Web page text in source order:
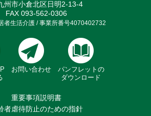
州市小倉北区日明2-13-4
FAX 093-562-0306
者生活介護 / 事業所番号4070402732
お問い合わせ
パンフレットの
ダウンロード
重要事項説明書
者虐待防止のための指針